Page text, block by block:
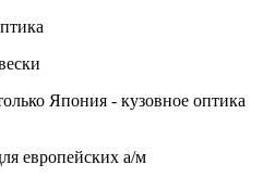
Япония - кузовное оптика
европейских а/м